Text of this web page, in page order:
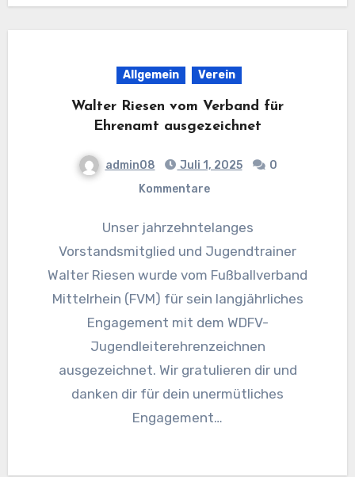
Allgemein Verein
Walter Riesen vom Verband für
Ehrenamt ausgezeichnet
admin08 Juli 1, 2025
0
Kommentare
Unser jahrzehntelanges
Vorstandsmitglied und Jugendtrainer
Walter Riesen wurde vom Fußballverband
Mittelrhein (FVM) für sein langjährliches
Engagement mit dem WDFV-
Jugendleiterehrenzeichnen
ausgezeichnet. Wir gratulieren dir und
danken dir für dein unermütliches
Engagement…